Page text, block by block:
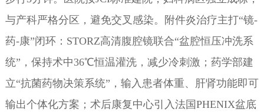
与产科严格分区，避免交叉感染。附件炎治疗主打“镜-
药-康”闭环：STORZ高清腹腔镜联合“盆腔恒压冲洗系
统”，保持术中36℃恒温灌洗，减少冷刺激；药学部建
立“抗菌药物决策系统”，输入患者体重、肝肾功能即可
输出个体化方案；术后康复中心引入法国PHENIX盆底